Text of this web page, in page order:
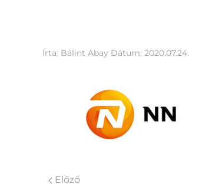
Írta: Bálint Abay Dátum: 2020.07.24.
Előző